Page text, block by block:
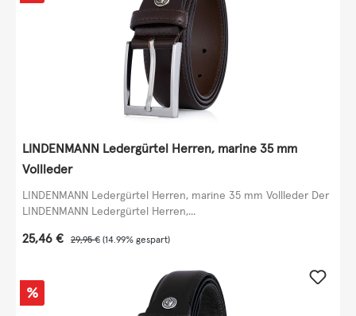
LINDENMANN Ledergürtel Herren, marine 35 mm
Vollleder
LINDENMANN Ledergürtel Herren, marine 35 mm Vollleder Der
LINDENMANN Ledergürtel Herren,...
Verkaufspreis:
25,46 € Regulärer Preis:
29,95 € (14.99% gespart)
Rabatt
%